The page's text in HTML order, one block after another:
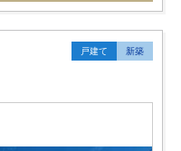
戸建て 新築